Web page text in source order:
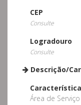
CEP
Consulte
Logradouro
Consulte
Descrição/
Área de